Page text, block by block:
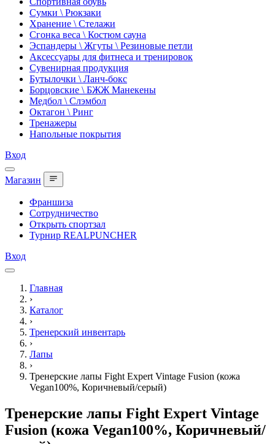
Сумки \ Рюкзаки
Хранение \ Стелажи
Сгонка веса \ Костюм сауна
Эспандеры \ Жгуты \ Резиновые петли
Аксессуары для фитнеса и тренировок
Сувенирная продукция
Бутылочки \ Ланч-бокс
Борцовские \ БЖЖ Манекены
Медбол \ Слэмбол
Октагон \ Ринг
Тренажеры
Напольные покрытия
Вход
Магазин
Франшиза
Сотрудничество
Открыть спортзал
Турнир REALPUNCHER
Вход
Главная
›
Каталог
›
Тренерский инвентарь
›
Лапы
›
Тренерские лапы Fight Expert Vintage Fusion (кожа
Vegan100%, Коричневый/серый)
Тренерские лапы Fight Expert Vintage
Fusion (кожа Vegan100%, Коричневый/